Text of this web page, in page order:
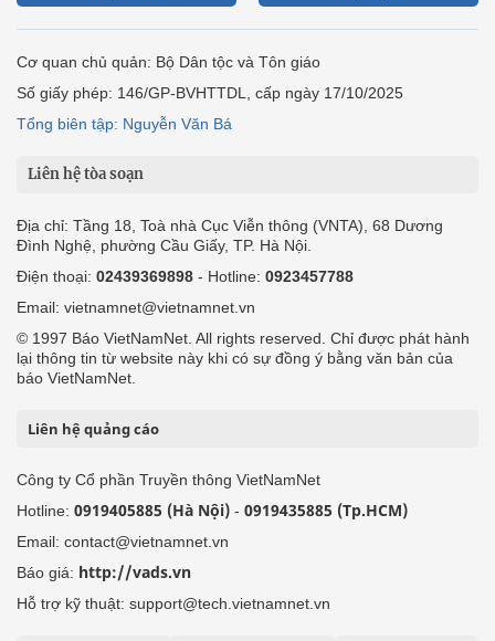
Cơ quan chủ quản: Bộ Dân tộc và Tôn giáo
Số giấy phép: 146/GP-BVHTTDL, cấp ngày 17/10/2025
Tổng biên tập: Nguyễn Văn Bá
Liên hệ tòa soạn
Địa chỉ: Tầng 18, Toà nhà Cục Viễn thông (VNTA), 68 Dương
Đình Nghệ, phường Cầu Giấy, TP. Hà Nội.
Điện thoại: 02439369898 - Hotline: 0923457788
Email: vietnamnet@vietnamnet.vn
© 1997 Báo VietNamNet. All rights reserved. Chỉ được phát hành
lại thông tin từ website này khi có sự đồng ý bằng văn bản của
báo VietNamNet.
Liên hệ quảng cáo
Công ty Cổ phần Truyền thông VietNamNet
Hotline: 0919405885 (Hà Nội) - 0919435885 (Tp.HCM)
Email: contact@vietnamnet.vn
Báo giá: http://vads.vn
Hỗ trợ kỹ thuật: support@tech.vietnamnet.vn